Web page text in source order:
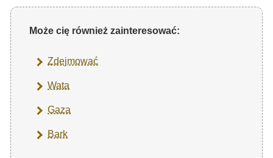
Może cię również zainteresować:
Zdejmować
Wata
Gaza
Bark